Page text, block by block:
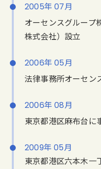
2005年 07月
オーセンスグループ
株式会社）設立
2006年 05月
法律事務所オーセン
2006年 08月
東京都港区麻布台に
2009年 05月
東京都港区六本木一